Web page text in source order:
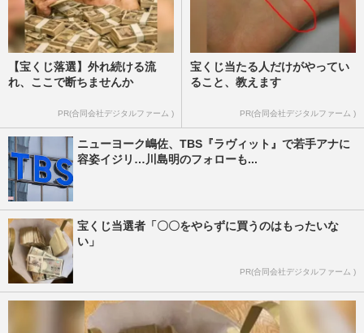
【宝くじ落選】外れ続ける流
れ、ここで断ちませんか
PR(合同会社デジタルファーム )
宝くじ当たる人だけがやってい
ること、教えます
PR(合同会社デジタルファーム )
ニューヨーク嶋佐、TBS『ラヴィット』で若手アナに
容姿イジリ…川島明のフォローも...
宝くじ当選者「〇〇をやらずに買うのはもったいな
い」
PR(合同会社デジタルファーム )